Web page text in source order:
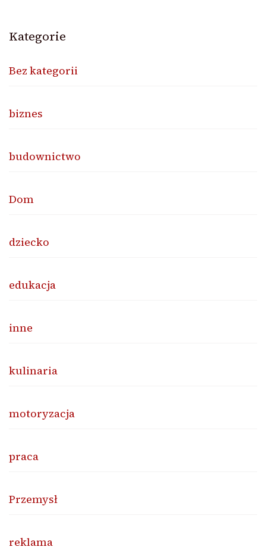
Kategorie
Bez kategorii
biznes
budownictwo
Dom
dziecko
edukacja
inne
kulinaria
motoryzacja
praca
Przemysł
reklama